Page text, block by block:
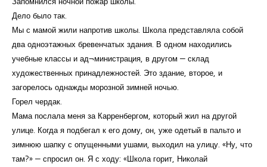
Дело было так.
Мы с мамой жили напротив школы. Школа представляла собой
два одноэтажных бревенчатых здания. В одном находились
учебные классы и ад¬министрация, в другом — склад
художественных принадлежностей. Это здание, второе, и
загорелось однажды морозной зимней ночью.
Горел чердак.
Мама послала меня за Карренбергом, который жил на другой
улице. Когда я подбегал к его дому, он, уже одетый в пальто и
зимнюю шапку с опущенными ушами, выходил на улицу. «Ну, что
там?» — спросил он. Я с ходу: «Школа горит, Николай